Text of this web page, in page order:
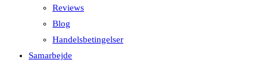
Reviews
Blog
Handelsbetingelser
Samarbejde